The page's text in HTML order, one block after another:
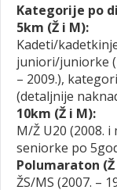
Kategorije po
5km (Ž i M):
Kadeti/
juniori/juniorke
– 2009.),
(detaljnije
10km (Ž i M):
M/Ž U20 (2008.
seniorke po
Polumaraton (Ž
ŽS/MS (2007. –